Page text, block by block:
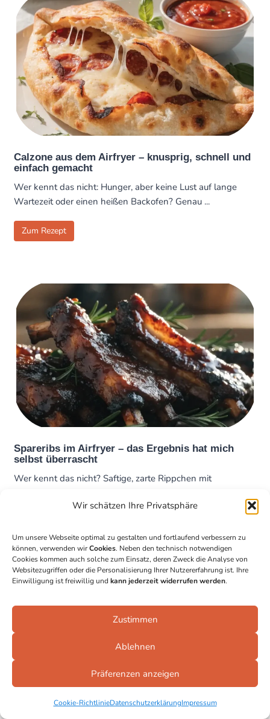
Wir schätzen Ihre Privatsphäre
Um unsere Webseite optimal zu gestalten und fortlaufend verbessern zu
können, verwenden wirCookies. Neben den technisch notwendigen
Cookies kommen auch solche zum Einsatz, deren Zweck die Analyse von
Websitezugriffen oder die Personalisierung Ihrer Nutzererfahrung ist. Ihre
Einwilligung ist freiwillig und kann jederzeit widerrufen werden.
Zustimmen
Ablehnen
Präferenzen anzeigen
Cookie-RichtlinieDatenschutzerklärungImpressum
Calzone aus dem Airfryer – knusprig, schnell und
einfach gemacht
Wer kennt das nicht: Hunger, aber keine Lust auf lange
Wartezeit oder einen heißen Backofen? Genau ...
Zum Rezept
Spareribs im Airfryer – das Ergebnis hat mich
selbst überrascht
Wer kennt das nicht? Saftige, zarte Rippchen mit
Zum Rezept